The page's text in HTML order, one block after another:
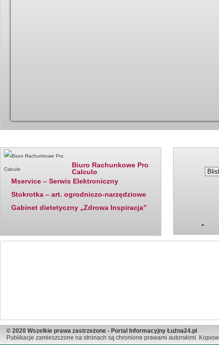
Biuro Rachunkowe Pro
Calculo
Mservice – Serwis Elektroniczny
Stokrotka – art. ogrodniczo-narzędziowe
Gabinet dietetyczny „Zdrowa Inspiracja”
-
© 2020 Wszelkie prawa zastrzeżone - Portal Informacyjny Łużna24.pl
Publikacje zamieszczone na stronach są chronione prawami autorskimi.